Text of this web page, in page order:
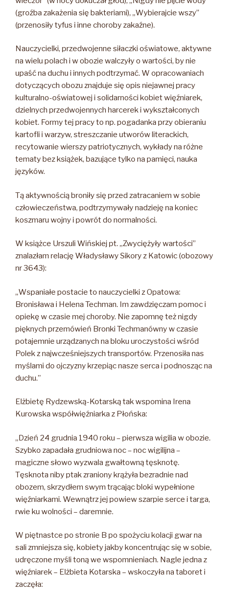
(groźba zakażenia się bakteriami), „Wybierajcie wszy”
(przenosiły tyfus i inne choroby zakaźne).
Nauczycielki, przedwojenne siłaczki oświatowe, aktywne
na wielu polach i w obozie walczyły o wartości, by nie
upaść na duchu i innych podtrzymać. W opracowaniach
dotyczących obozu znajduje się opis niejawnej pracy
kulturalno-oświatowej i solidarności kobiet więźniarek,
dzielnych przedwojennych harcerek i wykształconych
kobiet. Formy tej pracy to np. pogadanka przy obieraniu
kartofli i warzyw, streszczanie utworów literackich,
recytowanie wierszy patriotycznych, wykłady na różne
tematy bez książek, bazujące tylko na pamięci, nauka
języków.
Tą aktywnością broniły się przed zatracaniem w sobie
człowieczeństwa, podtrzymywały nadzieję na koniec
koszmaru wojny i powrót do normalności.
W książce Urszuli Wińskiej pt. „Zwyciężyły wartości”
znalazłam relację Władysławy Sikory z Katowic (obozowy
nr 3643):
„Wspaniałe postacie to nauczycielki z Opatowa:
Bronisława i Helena Techman. Im zawdzięczam pomoc i
opiekę w czasie mej choroby. Nie zapomnę też nigdy
pięknych przemówień Bronki Techmanówny w czasie
potajemnie urządzanych na bloku uroczystości wśród
Polek z najwcześniejszych transportów. Przenosiła nas
myślami do ojczyzny krzepiąc nasze serca i podnosząc na
duchu.”
Elżbietę Rydzewską-Kotarską tak wspomina Irena
Kurowska współwięźniarka z Płońska:
„Dzień 24 grudnia 1940 roku – pierwsza wigilia w obozie.
Szybko zapadała grudniowa noc – noc wigilijna –
magiczne słowo wyzwala gwałtowną tęsknotę.
Tęsknota niby ptak zraniony krążyła bezradnie nad
obozem, skrzydłem swym trącając bloki wypełnione
więźniarkami. Wewnątrz jej powiew szarpie serce i targa,
rwie ku wolności – daremnie.
W piętnastce po stronie B po spożyciu kolacji gwar na
sali zmniejsza się, kobiety jakby koncentrując się w sobie,
udręczone myśli toną we wspomnieniach. Nagle jedna z
więźniarek – Elżbieta Kotarska – wskoczyła na taboret i
zaczęła: